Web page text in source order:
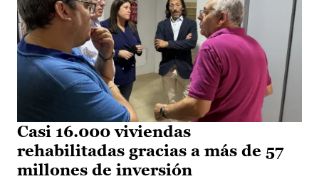
Casi 16.000 viviendas
rehabilitadas gracias a más de 57
millones de inversión